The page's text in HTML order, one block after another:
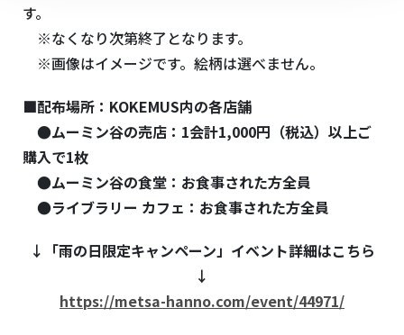
す。
※なくなり次第終了となります。
※画像はイメージです。絵柄は選べません。
■配布場所：KOKEMUS内の各店舗
●ムーミン谷の売店：1会計1,000円（税込）以上ご
購入で1枚
●ムーミン谷の食堂：お食事された方全員
●ライブラリー カフェ：お食事された方全員
↓「雨の日限定キャンペーン」イベント詳細はこちら
↓
https://metsa-hanno.com/event/44971/